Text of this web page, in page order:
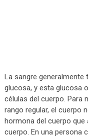
La sangre
glucosa, y esta glucosa
células del cuerpo. Para
rango regular, el cuerpo
hormona del cuerpo
cuerpo. En una persona